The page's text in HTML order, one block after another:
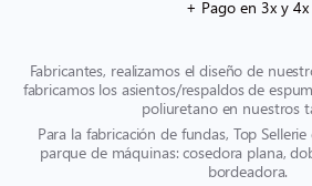
+ Pago en 3x y 4x
Fabricantes, realizamos el diseño de
fabricamos los asientos/respaldos de
poliuretano en nuestros
Para la fabricación de fundas, Top
parque de máquinas: cosedora plana,
bordeadora.